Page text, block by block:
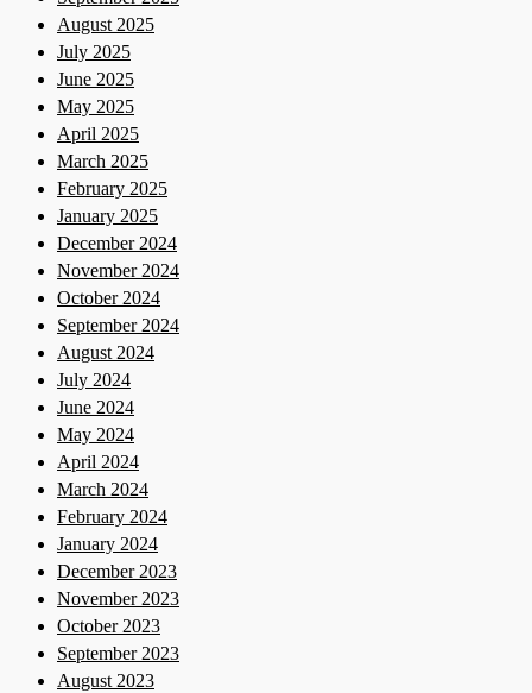
August 2025
July 2025
June 2025
May 2025
April 2025
March 2025
February 2025
January 2025
December 2024
November 2024
October 2024
September 2024
August 2024
July 2024
June 2024
May 2024
April 2024
March 2024
February 2024
January 2024
December 2023
November 2023
October 2023
September 2023
August 2023